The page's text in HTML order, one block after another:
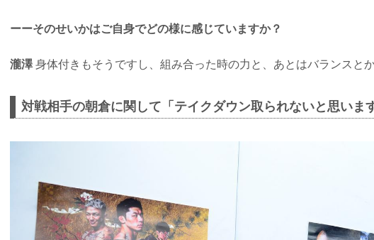
ーーそのせいかはご自身でどの様に感じていますか？
瀧澤身体付きもそうですし、組み合った時の力と、あとはバランスと
対戦相手の朝倉に関して「テイクダウン取られないと思います